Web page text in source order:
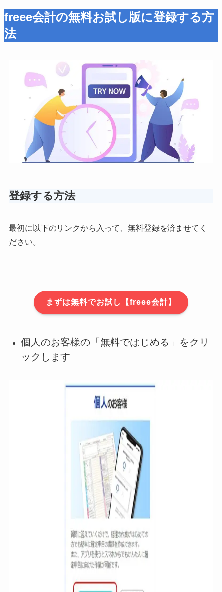
freee会計の無料お試し版に登録する方
法
登録する方法
最初に以下のリンクから入って、無料登録を済ませてく
ださい。
まずは無料でお試し【freee会計】
個人のお客様の「無料ではじめる」をクリ
ックします